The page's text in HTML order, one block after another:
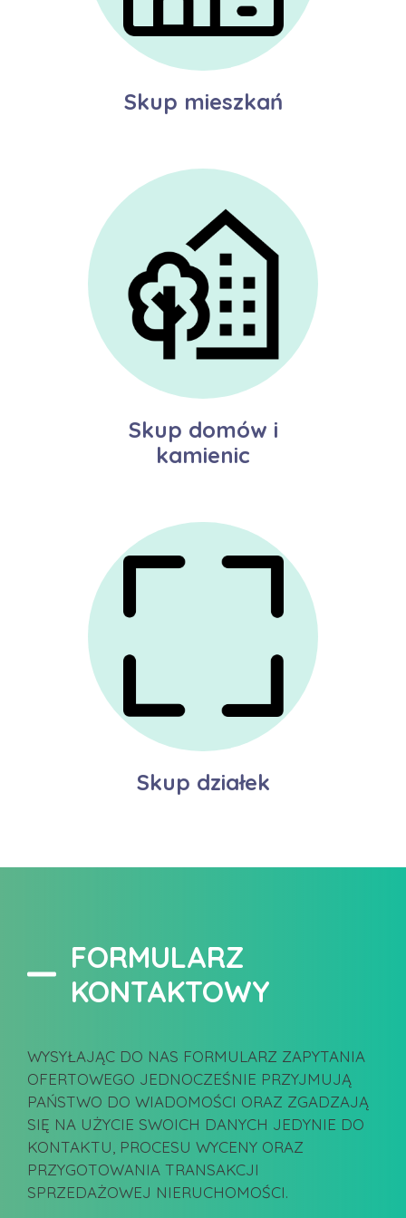
Skup mieszkań
Skup domów i
kamienic
Skup działek
FORMULARZ
KONTAKTOWY
WYSYŁAJĄC DO NAS FORMULARZ ZAPYTANIA
OFERTOWEGO JEDNOCZEŚNIE PRZYJMUJĄ
PAŃSTWO DO WIADOMOŚCI ORAZ ZGADZAJĄ
SIĘ NA UŻYCIE SWOICH DANYCH JEDYNIE DO
KONTAKTU, PROCESU WYCENY ORAZ
PRZYGOTOWANIA TRANSAKCJI
SPRZEDAŻOWEJ NIERUCHOMOŚCI.